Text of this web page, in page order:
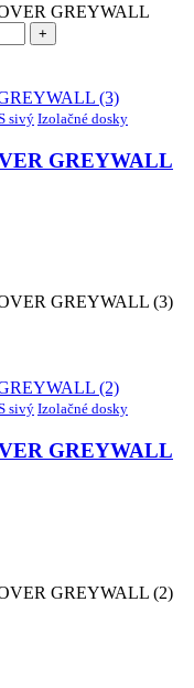
GREYWALL
sivýIzolačné dosky
GREYWALL
GREYWALL (3)
sivýIzolačné dosky
GREYWALL
GREYWALL (2)